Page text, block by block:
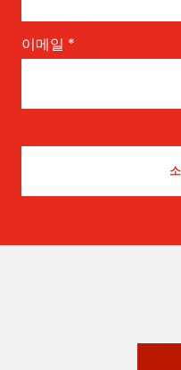
이메일 *